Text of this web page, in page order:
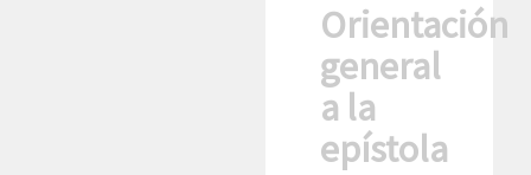
Orientación
general
a la
epístola